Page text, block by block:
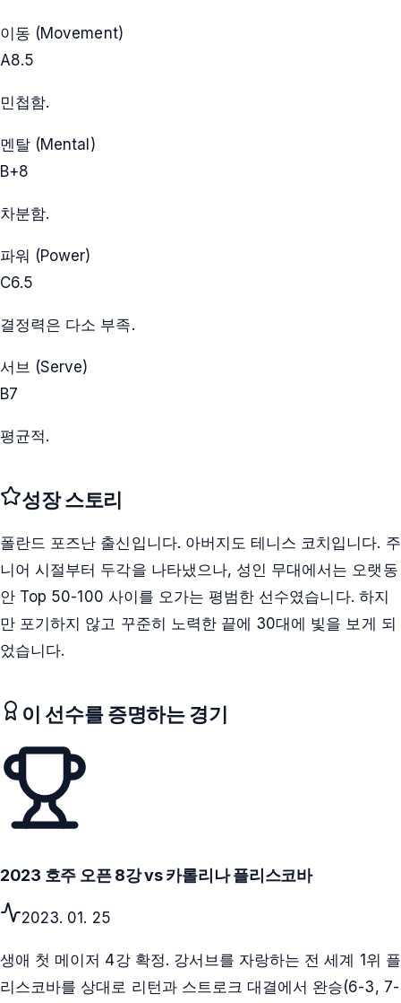
이동 (Movement)
A8.5
민첩함.
멘탈 (Mental)
B+8
차분함.
파워 (Power)
C6.5
결정력은 다소 부족.
서브 (Serve)
B7
평균적.
성장 스토리
폴란드 포즈난 출신입니다. 아버지도 테니스 코치입니다. 주
니어 시절부터 두각을 나타냈으나, 성인 무대에서는 오랫동
안 Top 50-100 사이를 오가는 평범한 선수였습니다. 하지
만 포기하지 않고 꾸준히 노력한 끝에 30대에 빛을 보게 되
었습니다.
이 선수를 증명하는 경기
2023 호주 오픈 8강 vs 카롤리나 플리스코바
2023. 01. 25
생애 첫 메이저 4강 확정. 강서브를 자랑하는 전 세계 1위 플
리스코바를 상대로 리턴과 스트로크 대결에서 완승(6-3, 7-